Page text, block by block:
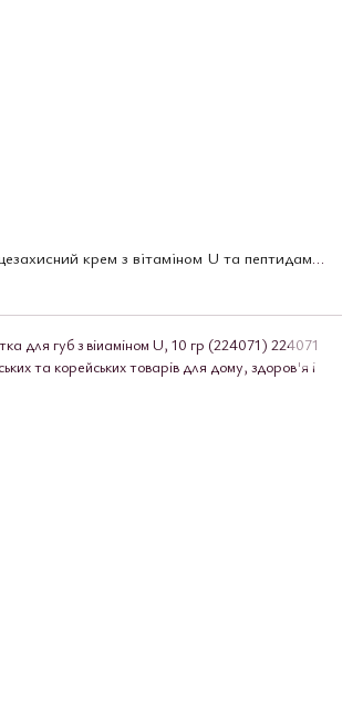
Заспокійливий сонцезахисний крем з вітаміном U та пептидами CUSKIN Vitamin U SPF 50,50 мл (224095)